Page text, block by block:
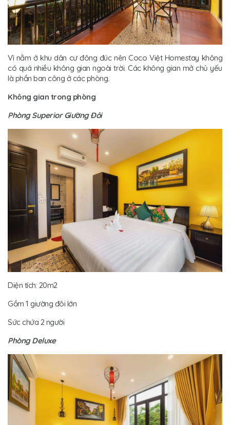
Vì nằm ở khu dân cư đông đúc nên Coco Việt Homestay không
có quá nhiều không gian ngoài trời. Các không gian mở chủ yếu
là phần ban công ở các phòng.
Không gian trong phòng
Phòng Superior Giường Đôi
Diện tích: 20m2
Gồm 1 giường đôi lớn
Sức chứa 2 người
Phòng Deluxe